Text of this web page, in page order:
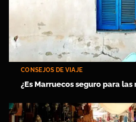
CONSEJOS DE VIAJE
¿Es Marruecos seguro para